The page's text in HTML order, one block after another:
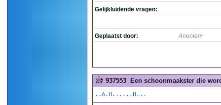
Gelijkluidende vragen:
Geplaatst door: Anoniem
937553 Een schoonmaakster die
..A.H......H...